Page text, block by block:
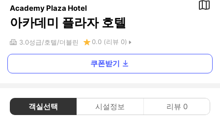
Academy Plaza Hotel
아카데미 플라자 호텔
3.0성급 호텔 더블린 0.0 (리뷰 0)
쿠폰받기
객실선택 시설정보 리뷰 0